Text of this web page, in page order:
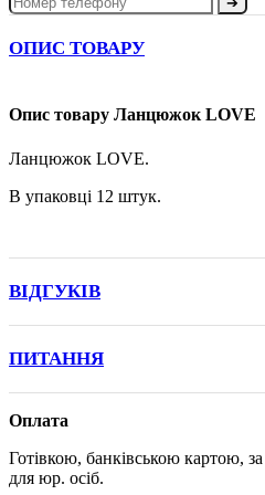
ОПИС ТОВАРУ
Опис товару Ланцюжок LOVE
Ланцюжок LOVE.
В упаковці 12 штук.
ВІДГУКІВ
ПИТАННЯ
Оплата
Готівкою, банківською картою,
для юр. осіб.